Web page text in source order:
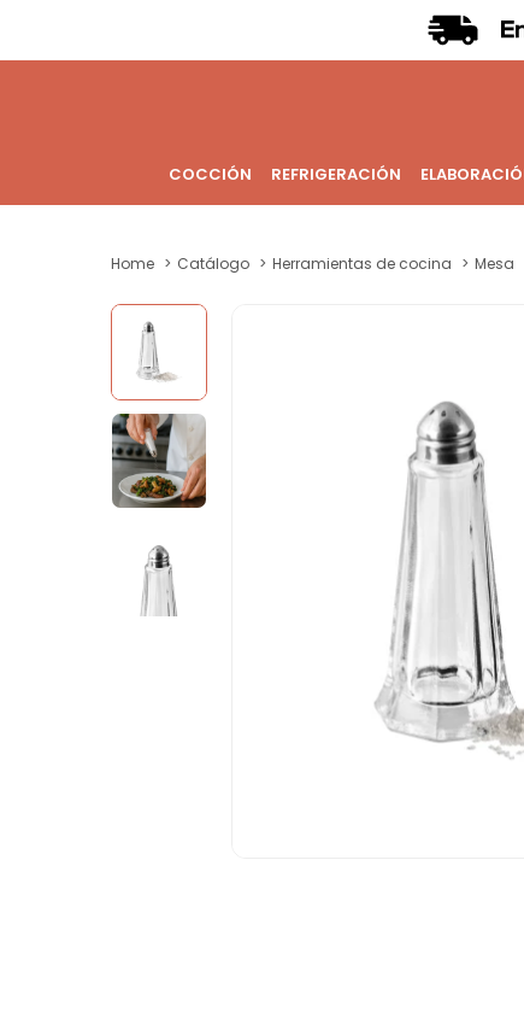
COCCIÓN REFRIGERACIÓN
Home Catálogo Herramientas de cocina Mesa